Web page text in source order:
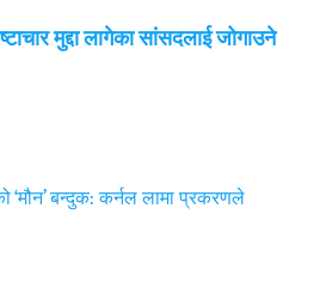
मुद्दा लागेका सांसदलाई जोगाउने